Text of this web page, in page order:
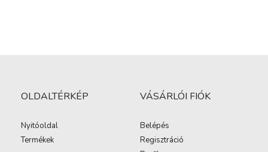
OLDALTÉRKÉP
Nyitóoldal
Termékek
VÁSÁRLÓI FIÓK
Belépés
Regisztráció